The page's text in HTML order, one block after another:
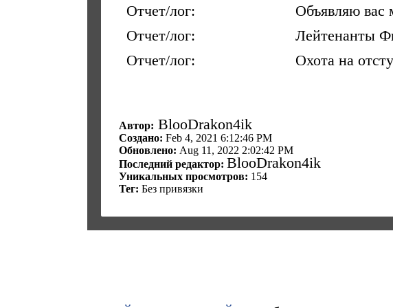
Отчет/лог:
Объявляю
Отчет/лог:
Лейтенанты
Отчет/лог:
Охота на
Автор: BlooDrakon4ik
Создано: Feb 4, 2021 6:12:46 PM
Обновлено: Aug 11, 2022 2:02:42 PM
Последний редактор: BlooDrakon4ik
Уникальных просмотров: 154
Тег: Без привязки